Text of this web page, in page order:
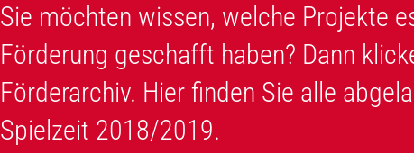
Sie möchten wissen, welche Projekte
Förderung geschafft haben? Dann
Förderarchiv. Hier finden Sie alle
Spielzeit 2018/2019.